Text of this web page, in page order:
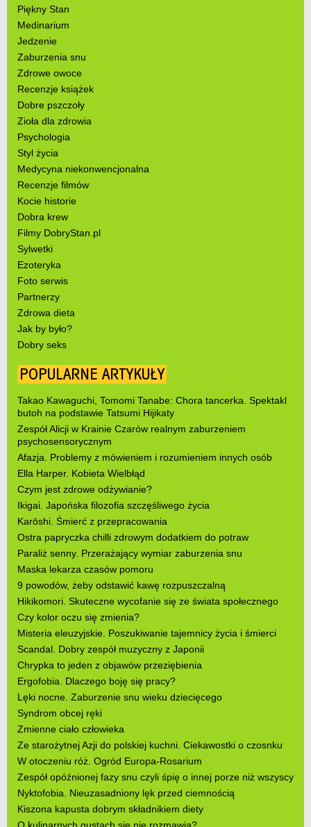
Piękny Stan
Medinarium
Jedzenie
Zaburzenia snu
Zdrowe owoce
Recenzje książek
Dobre pszczoły
Zioła dla zdrowia
Psychologia
Styl życia
Medycyna niekonwencjonalna
Recenzje filmów
Kocie historie
Dobra krew
Filmy DobryStan.pl
Sylwetki
Ezoteryka
Foto serwis
Partnerzy
Zdrowa dieta
Jak by było?
Dobry seks
POPULARNE ARTYKUŁY
Takao Kawaguchi, Tomomi Tanabe: Chora tancerka. Spektakl
butoh na podstawie Tatsumi Hijikaty
Zespół Alicji w Krainie Czarów realnym zaburzeniem
psychosensorycznym
Afazja. Problemy z mówieniem i rozumieniem innych osób
Ella Harper. Kobieta Wielbłąd
Czym jest zdrowe odżywianie?
Ikigai. Japońska filozofia szczęśliwego życia
Karōshi. Śmierć z przepracowania
Ostra papryczka chilli zdrowym dodatkiem do potraw
Paraliż senny. Przerażający wymiar zaburzenia snu
Maska lekarza czasów pomoru
9 powodów, żeby odstawić kawę rozpuszczalną
Hikikomori. Skuteczne wycofanie się ze świata społecznego
Czy kolor oczu się zmienia?
Misteria eleuzyjskie. Poszukiwanie tajemnicy życia i śmierci
Scandal. Dobry zespół muzyczny z Japonii
Chrypka to jeden z objawów przeziębienia
Ergofobia. Dlaczego boję się pracy?
Lęki nocne. Zaburzenie snu wieku dziecięcego
Syndrom obcej ręki
Zmienne ciało człowieka
Ze starożytnej Azji do polskiej kuchni. Ciekawostki o czosnku
W otoczeniu róż. Ogród Europa-Rosarium
Zespół opóźnionej fazy snu czyli śpię o innej porze niż wszyscy
Nyktofobia. Nieuzasadniony lęk przed ciemnością
Kiszona kapusta dobrym składnikiem diety